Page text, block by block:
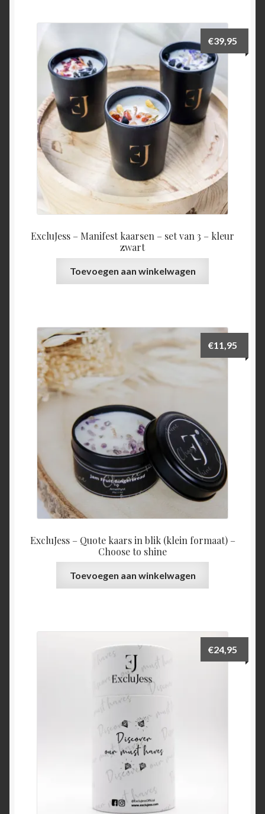
ExcluJess – Manifest kaarsen – set van 3 – kleur
zwart
€39,95
Toevoegen aan winkelwagen
ExcluJess – Quote kaars in blik (klein formaat) –
Choose to shine
€11,95
Toevoegen aan winkelwagen
€24,95